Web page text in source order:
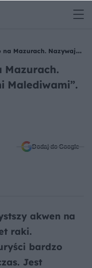
Mazurach. Nazywają je
Mazurach.
Malediwami”.
Dodaj do Google
akwen na
raki.
bardzo
Jest